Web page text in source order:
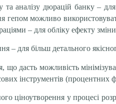
та аналізу дюрацій банку –
гепом можливо
– для обліку ефекту
– для більш детального
що дасть можливість
інструментів (процентних
ціноутворення у процесі